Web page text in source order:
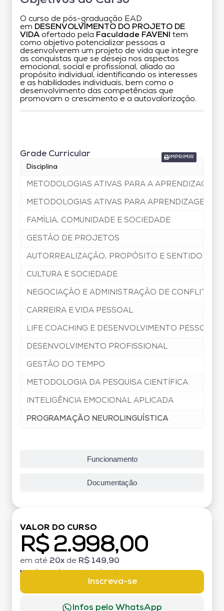
O curso de pós-graduação EAD
em DESENVOLVIMENTO DO PROJETO DE
VIDA ofertado pela Faculdade FAVENI
tem
como objetivo potencializar pessoas a
desenvolverem um projeto de vida que integre
as conquistas que se deseja nos aspectos
emocional, social e profissional, aliado ao
propósito individual, identificando os interesses
e as habilidades individuais, bem como o
desenvolvimento das competências que
promovam o crescimento e a autovalorização.
Funcionamento
Documentação
IMPRIMIR
Grade Curricular
Disciplina
METODOLOGIAS ATIVAS PARA A APRENDIZAGEM
METODOLOGIAS ATIVAS PARA APRENDIZAGEM
FAMÍLIA, COMUNIDADE E SOCIEDADE
GESTÃO DE PROJETOS
AUTORREALIZAÇÃO, PROPÓSITO E SENTIDO DE
CULTURA E SOCIEDADE
NEGOCIAÇÃO E ADMINISTRAÇÃO DE CONFLITOS
CARREIRA E VIDA PESSOAL
LIFE COACHING E DESENVOLVIMENTO PESSOAL
DESENVOLVIMENTO PROFISSIONAL
GESTÃO DO TEMPO
METODOLOGIA DA PESQUISA CIENTÍFICA
INTELIGÊNCIA EMOCIONAL APLICADA
PROGRAMAÇÃO NEUROLINGUÍSTICA
VALOR DO CURSO
R$ 2.998,00
em até 20x de R$ 149,90
MATRÍCULA:
Inscreva-se
Infos pelo WhatsApp